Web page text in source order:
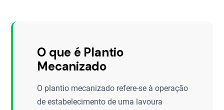
O que é Plantio
Mecanizado
O plantio mecanizado refere-se à operação
de estabelecimento de uma lavoura